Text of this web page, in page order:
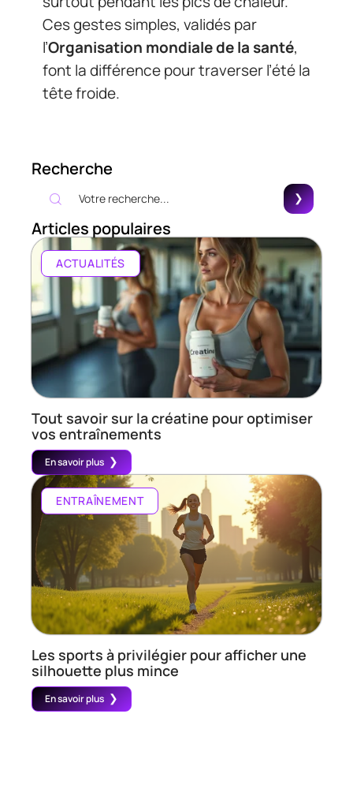
Ces gestes simples, validés par
l’Organisation mondiale de la santé,
font la différence pour traverser l’été la
tête froide.
Recherche
Articles populaires
ACTUALITÉS
Tout savoir sur la créatine pour optimiser
vos entraînements
En savoir plus
ENTRAÎNEMENT
Les sports à privilégier pour afficher une
silhouette plus mince
En savoir plus